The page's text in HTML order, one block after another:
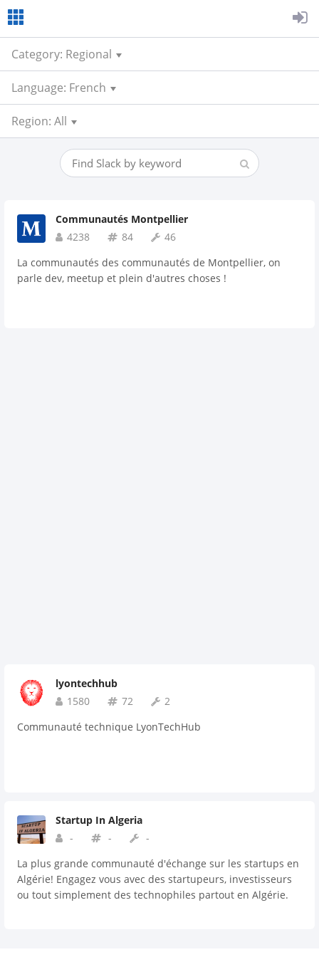
Category: Regional
Language: French
Region: All
Communautés Montpellier
4238
84
46
La communautés des communautés de Montpellier, on
parle dev, meetup et plein d'autres choses !
lyontechhub
1580
72
2
Communauté technique LyonTechHub
Startup In Algeria
-
-
-
La plus grande communauté d'échange sur les startups en
Algérie! Engagez vous avec des startupeurs, investisseurs
ou tout simplement des technophiles partout en Algérie.